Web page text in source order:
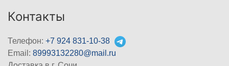
Контакты
Телефон: +7 924 831-10-38
Email: 89993132280@mail.ru